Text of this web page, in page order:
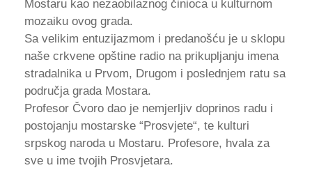
Mostaru kao nezaobilaznog činioca u kulturnom
mozaiku ovog grada.
Sa velikim entuzijazmom i predanošću je u sklopu
naše crkvene opštine radio na prikupljanju imena
stradalnika u Prvom, Drugom i poslednjem ratu sa
područja grada Mostara.
Profesor Čvoro dao je nemjerljiv doprinos radu i
postojanju mostarske “Prosvjete“, te kulturi
srpskog naroda u Mostaru. Profesore, hvala za
sve u ime tvojih Prosvjetara.